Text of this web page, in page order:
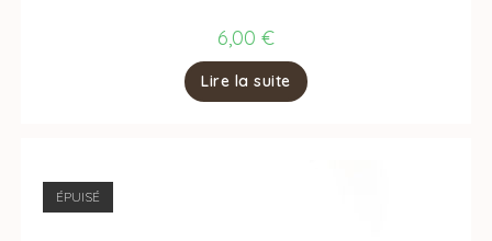
6,00 €
Lire la suite
ÉPUISÉ